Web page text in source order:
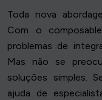
Toda nova
Com o
problemas de
Mas não se
soluções simples.
ajuda de